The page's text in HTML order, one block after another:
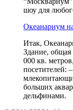
шоу для
Океанариум
Итак,
Здание, общая
000 кв.
посетителей:
больших
дельфинами.